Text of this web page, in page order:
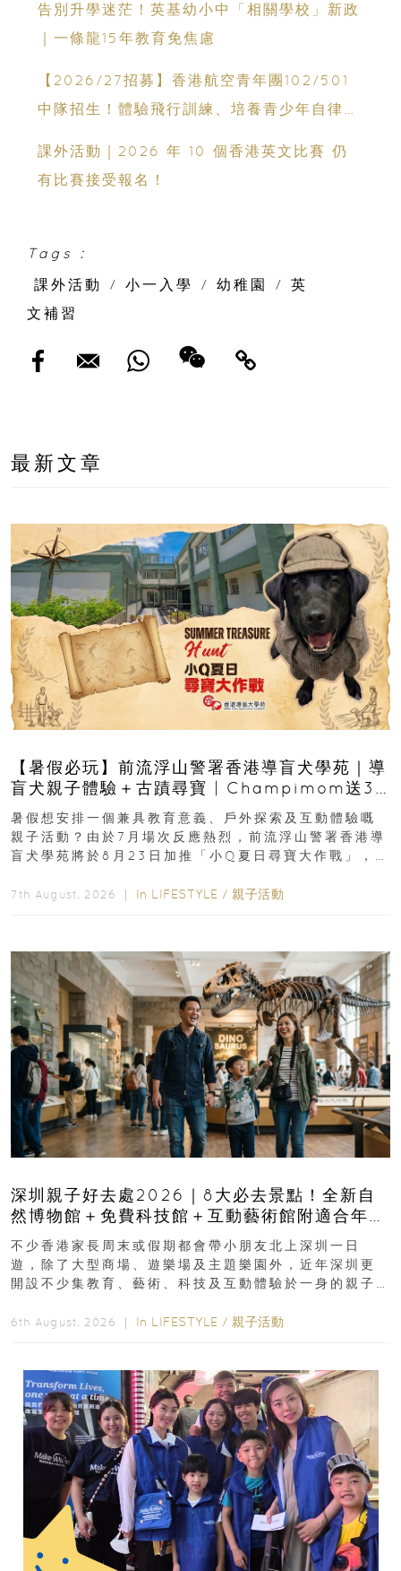
告別升學迷茫！英基幼小中「相關學校」新政
｜一條龍15年教育免焦慮
【2026/27招募】香港航空青年團102/501
中隊招生！體驗飛行訓練、培養青少年自律與
課外活動｜2026 年 10 個香港英文比賽 仍
有比賽接受報名！
Tags :
課外活動
/ 小一入學 / 幼稚園 /
英
文補習
最新文章
【暑假必玩】前流浮山警署香港導盲犬學苑｜導
盲犬親子體驗＋古蹟尋寶 | Champimom送3
組免費名額
暑假想安排一個兼具教育意義、戶外探索及互動體驗嘅
親子活動？由於7月場次反應熱烈，前流浮山警署香港導
盲犬學苑將於8月23日加推「小Q夏日尋寶大作戰」，家
7th August, 2026 ｜ In LIFESTYLE / 親子活動
深圳親子好去處2026｜8大必去景點！全新自
然博物館＋免費科技館＋互動藝術館附適合年
齡、交通、門票、開放時間
不少香港家長周末或假期都會帶小朋友北上深圳一日
遊，除了大型商場、遊樂場及主題樂園外，近年深圳更
開設不少集教育、藝術、科技及互動體驗於一身的親子
6th August, 2026 ｜ In LIFESTYLE / 親子活動